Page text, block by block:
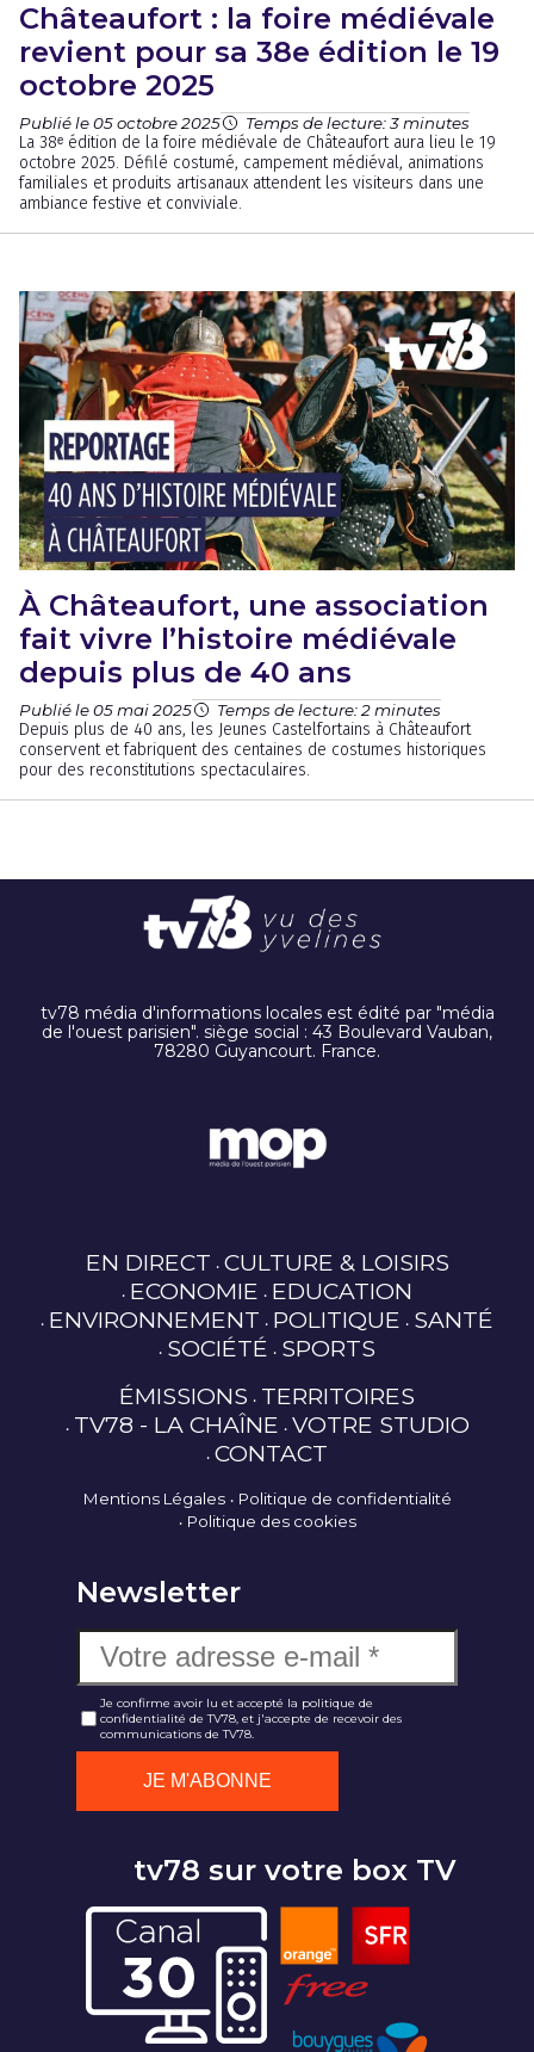
Châteaufort : la foire médiévale
revient pour sa 38e édition le 19
octobre 2025
Publié le 05 octobre 2025 Temps de lecture: 3 minutes
La 38ᵉ édition de la foire médiévale de Châteaufort aura lieu le 19
octobre 2025. Défilé costumé, campement médiéval, animations
familiales et produits artisanaux attendent les visiteurs dans une
ambiance festive et conviviale.
À Châteaufort, une association
fait vivre l’histoire médiévale
depuis plus de 40 ans
Publié le 05 mai 2025 Temps de lecture: 2 minutes
Depuis plus de 40 ans, les Jeunes Castelfortains à Châteaufort
conservent et fabriquent des centaines de costumes historiques
pour des reconstitutions spectaculaires.
tv78 média d'informations locales est édité par "média
de l'ouest parisien". siège social : 43 Boulevard Vauban,
78280 Guyancourt. France.
EN DIRECT CULTURE & LOISIRS
ECONOMIE EDUCATION
ENVIRONNEMENT POLITIQUE SANTÉ
SOCIÉTÉ SPORTS
ÉMISSIONS TERRITOIRES
TV78 - LA CHAÎNE VOTRE STUDIO
CONTACT
Mentions Légales
Politique de confidentialité
Politique des cookies
Newsletter
Je confirme avoir lu et accepté la politique de
confidentialité de TV78, et j'accepte de recevoir des
communications de TV78.
tv78 sur votre box TV